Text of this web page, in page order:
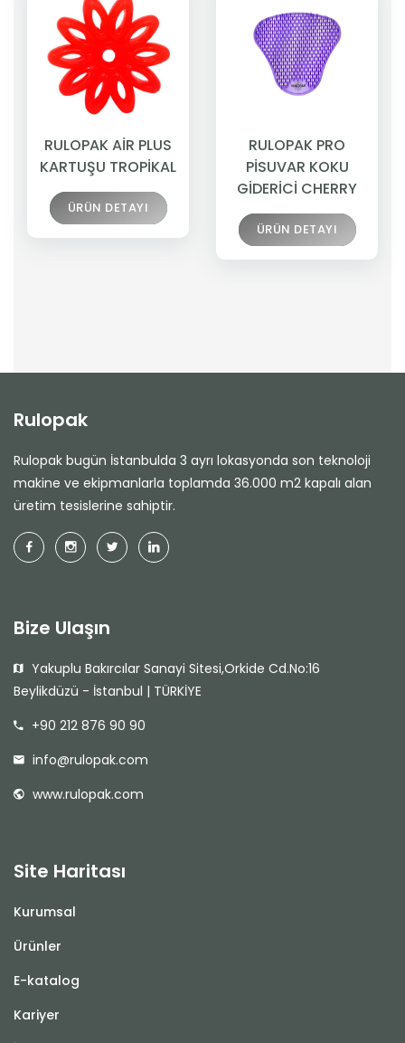
RULOPAK AİR PLUS
KARTUŞU TROPİKAL
ÜRÜN DETAYI
RULOPAK PRO
PİSUVAR KOKU
GİDERİCİ CHERRY
ÜRÜN DETAYI
Rulopak
Rulopak bugün İstanbulda 3 ayrı lokasyonda son teknoloji
makine ve ekipmanlarla toplamda 36.000 m2 kapalı alan
üretim tesislerine sahiptir.
Bize Ulaşın
Yakuplu Bakırcılar Sanayi Sitesi,Orkide Cd.No:16
Beylikdüzü - İstanbul | TÜRKİYE
+90 212 876 90 90
info@rulopak.com
www.rulopak.com
Site Haritası
Kurumsal
Ürünler
E-katalog
Kariyer